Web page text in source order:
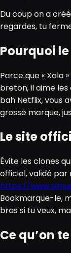
Du coup on a
regardes, tu
Pourquoi
Parce que « Xala
breton, il aime
bah Netflix, vous
grosse marque,
Le site
Évite les clones
officiel, validé par
https://
Bookmarque-le,
bras si tu veux,
Ce qu’on